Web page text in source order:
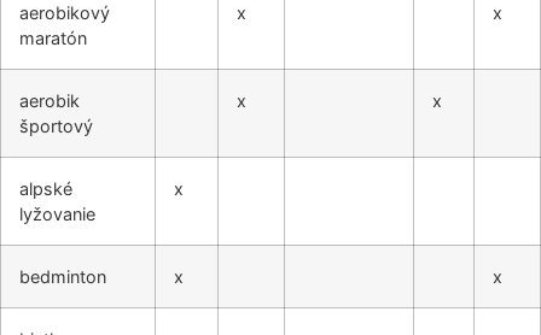
aerobikový
maratón
x x
aerobik
športový
x x
alpské
lyžovanie
x
bedminton x x